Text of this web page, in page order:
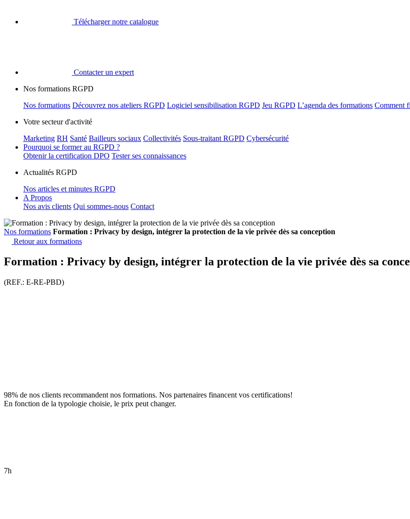
Télécharger notre catalogue
Contacter un expert
Nos formations RGPD
Nos formations Découvrez nos ateliers RGPD Logiciel sensibilisation RGPD Jeu RGPD L’agenda des formations Comment
Votre secteur d'activité
Marketing RH Santé Bailleurs sociaux Collectivités Sous-traitant RGPD Cybersécurité
Pourquoi se former au RGPD ?
Obtenir la certification DPO Tester ses connaissances
Actualités RGPD
Nos articles et minutes RGPD
A Propos
Nos avis clients Qui sommes-nous Contact
Nos formations Formation : Privacy by design, intégrer la protection de la vie privée dès sa conception
Retour aux formations
Formation : Privacy by design, intégrer la protection de la vie privée dès sa
(REF.: E-RE-PBD)
98% de nos clients recommandent nos formations. Nos partenaires financent vos certifications!
En fonction de la typologie choisie, le prix peut changer.
7h